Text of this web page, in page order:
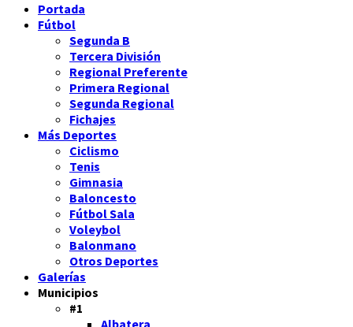
Portada
Fútbol
Segunda B
Tercera División
Regional Preferente
Primera Regional
Segunda Regional
Fichajes
Más Deportes
Ciclismo
Tenis
Gimnasia
Baloncesto
Fútbol Sala
Voleybol
Balonmano
Otros Deportes
Galerías
Municipios
#1